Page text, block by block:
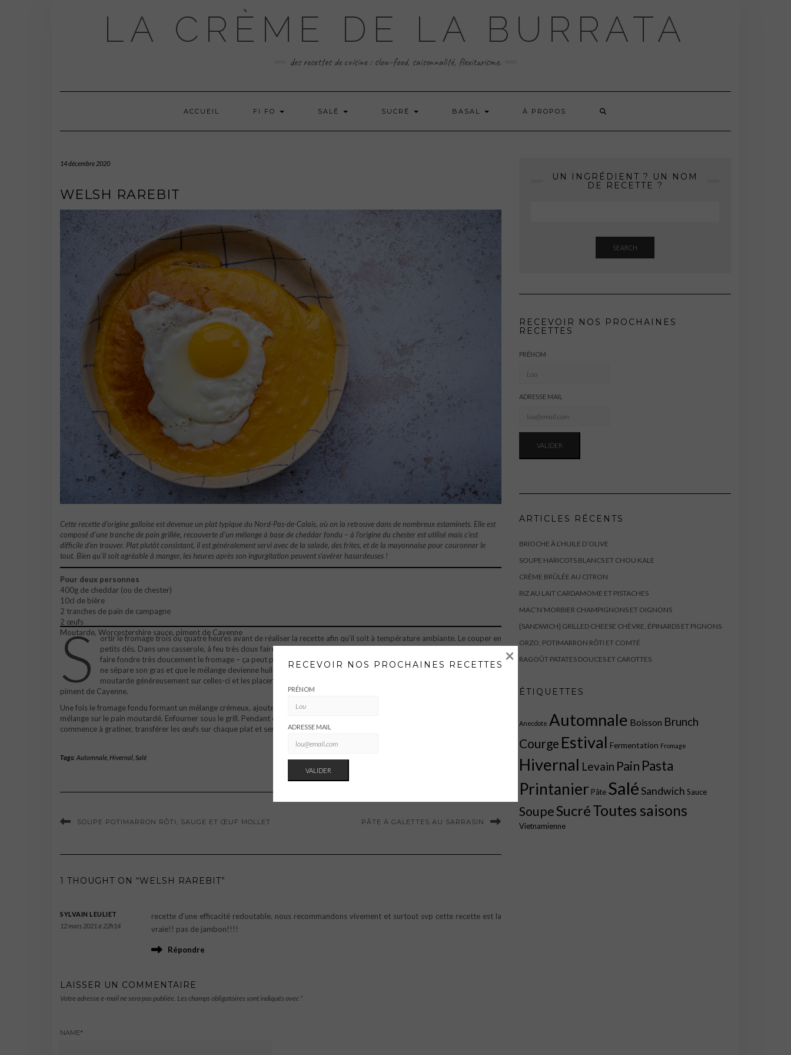
LA CRÈME DE LA BURRATA
des recettes de cuisine : slow-food, saisonnalité, flexitarisme.
ACCUEIL FI FO SALÉ SUCRÉ BASAL À PROPOS
14 décembre 2020
WELSH RAREBIT
Cette recette d’origine galloise est devenue un plat typique du Nord-Pas-de-Calais, où on la retrouve dans de nombreux estaminets. Elle est
composé d’une tranche de pain grillée, recouverte d’un mélange à base de cheddar fondu – à l’origine du chester est utilisé mais c’est
difficile d’en trouver. Plat plutôt consistant, il est généralement servi avec de la salade, des frites, et de la mayonnaise pour couronner le
tout. Bien qu’il soit agréable à manger, les heures après son ingurgitation peuvent s’avérer hasardeuses !
Pour deux personnes
400g de cheddar (ou de chester)
10cl de bière
2 tranches de pain de campagne
2 œufs
Moutarde, Worcestershire sauce, piment de Cayenne
S
ortir le fromage trois ou quatre heures avant de réaliser la recette afin qu’il soit à température ambiante. Le couper en
petits dés. Dans une casserole, à feu très doux faire chauffer la bière et les dés de fromage. Sans cesser de remuer,
faire fondre très doucement le fromage – ça peut prendre un quart d’heure, c’est essentiel pour éviter que le fromage
ne sépare son gras et que le mélange devienne huileux. Pendant ce temps griller les tranches de pain. Étaler de la
moutarde généreusement sur celles-ci et les placer dans deux petits plats allant au four. Saupoudrer légèrement de
piment de Cayenne.
Une fois le fromage fondu formant un mélange crémeux, ajouter quelques gouttes de sauce Worcestershire, puis verser le
mélange sur le pain moutardé. Enfourner sous le grill. Pendant ce temps, faire cuire deux œufs au plat. Dès que le fromage
commence à gratiner, transférer les œufs sur chaque plat et servir aussitôt.
Tags: Automnale, Hivernal, Salé
SOUPE POTIMARRON RÔTI, SAUGE ET ŒUF MOLLET PÂTE À GALETTES AU SARRASIN
1 THOUGHT ON “WELSH RAREBIT”
SYLVAIN LEULIET
12 mars 2021 à 22h14
recette d’une efficacité redoutable. nous recommandons vivement et surtout svp cette recette est la
vraie!! pas de jambon!!!!
Répondre
LAISSER UN COMMENTAIRE
Votre adresse e-mail ne sera pas publiée. Les champs obligatoires sont indiqués avec *
NAME*
UN INGRÉDIENT ? UN NOM
DE RECETTE ?
SEARCH
RECEVOIR NOS PROCHAINES
RECETTES
PRÉNOM
ADRESSE MAIL
ARTICLES RÉCENTS
BRIOCHE À L’HUILE D’OLIVE
SOUPE HARICOTS BLANCS ET CHOU KALE
CRÈME BRÛLÉE AU CITRON
RIZ AU LAIT CARDAMOME ET PISTACHES
MAC’N’MORBIER CHAMPIGNONS ET OIGNONS
[SANDWICH] GRILLED CHEESE CHÈVRE, ÉPINARDS ET PIGNONS
ORZO, POTIMARRON RÔTI ET COMTÉ
RAGOÛT PATATES DOUCES ET CAROTTES
ÉTIQUETTES
Anecdote Automnale Boisson Brunch
Courge Estival Fermentation Fromage
Hivernal Levain Pain Pasta
Printanier Pâte SaléSandwich Sauce
SoupeSucréToutes saisons
Vietnamienne
RECEVOIR NOS PROCHAINES RECETTES
PRÉNOM
ADRESSE MAIL
×